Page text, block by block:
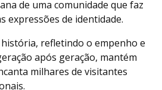
de uma comunidade que faz
expressões de identidade.
refletindo o empenho e
após geração, mantém
milhares de visitantes